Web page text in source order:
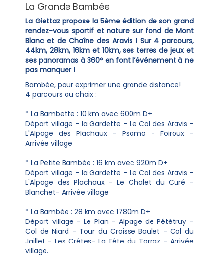
La Grande Bambée
La Giettaz propose la 5ème édition de son grand
rendez-vous sportif et nature sur fond de Mont
Blanc et de Chaîne des Aravis ! Sur 4 parcours,
44km, 28km, 16km et 10km, ses terres de jeux et
ses panoramas à 360° en font l’événement à ne
pas manquer !
Bambée, pour exprimer une grande distance!
4 parcours au choix :
* La Bambette : 10 km avec 600m D+
Départ village - la Gardette - Le Col des Aravis -
L'Alpage des Plachaux - Psamo - Foiroux -
Arrivée village
* La Petite Bambée : 16 km avec 920m D+
Départ village - la Gardette - Le Col des Aravis -
L'Alpage des Plachaux - Le Chalet du Curé -
Blanchet- Arrivée village
* La Bambée : 28 km avec 1780m D+
Départ village - Le Plan - Alpage de Pététruy -
Col de Niard - Tour du Croisse Baulet - Col du
Jaillet - Les Crêtes- La Tête du Torraz - Arrivée
village.